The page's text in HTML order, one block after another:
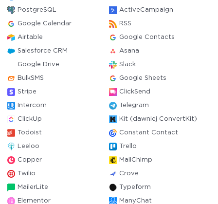
PostgreSQL ActiveCampaign
Google Calendar RSS
Airtable Google Contacts
Salesforce CRM Asana
Google Drive Slack
BulkSMS Google Sheets
Stripe ClickSend
Intercom Telegram
ClickUp Kit (dawniej ConvertKit)
Todoist Constant Contact
Leeloo Trello
Copper MailChimp
Twilio Crove
MailerLite Typeform
Elementor ManyChat